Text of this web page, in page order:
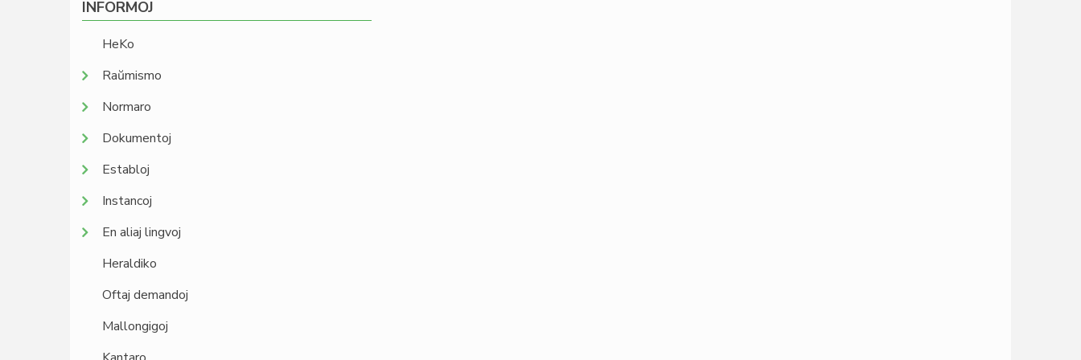
INFORMOJ
HeKo
Raŭmismo
Normaro
Dokumentoj
Establoj
Instancoj
En aliaj lingvoj
Heraldiko
Oftaj demandoj
Mallongigoj